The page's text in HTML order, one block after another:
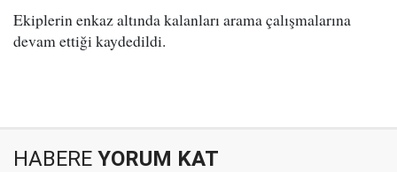
Ekiplerin enkaz altında kalanları arama çalışmalarına
devam ettiği kaydedildi.
HABERE YORUM KAT